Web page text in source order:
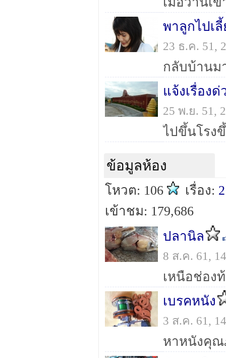
พาลูกไปเ
23 ธ.ค. 51,
แจ้งเรื่อง
25 พ.ย. 51,
ข้อมูลห้อง
โหวต: 106 เรื่อง:
เข้าชม: 179,686
ปลานิล
8 ส.ค. 61,
เบรคหนัง
3 ส.ค. 61,
หาหนังคุณ